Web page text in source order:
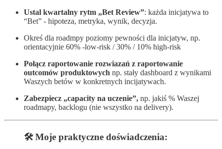
Ustal kwartalny rytm „Bet Review”: każda inicjatywa to
“Bet” - hipoteza, metryka, wynik, decyzja.
Okreś dla roadmpy poziomy pewności dla inicjatyw, np.
orientacyjnie 60% -low-risk / 30% / 10% high-risk
Połącz raportowanie rozwiazań z raportowanie
outcomów produktowych np. stały dashboard z wynikami
Waszych betów w konkretnych incijatywach.
Zabezpiecz „capacity na uczenie”, np. jakiś % Waszej
roadmapy, backlogu (nie wszystko na delivery).
🛠️ Moje praktyczne doświadczenia: